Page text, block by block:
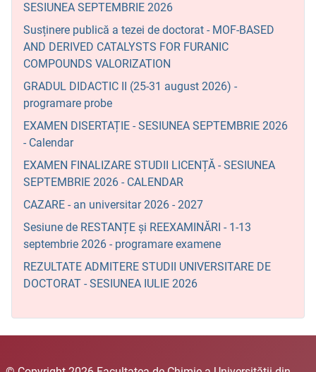
SESIUNEA SEPTEMBRIE 2026
Susținere publică a tezei de doctorat - MOF-BASED
AND DERIVED CATALYSTS FOR FURANIC
COMPOUNDS VALORIZATION
GRADUL DIDACTIC II (25-31 august 2026) -
programare probe
EXAMEN DISERTAȚIE - SESIUNEA SEPTEMBRIE 2026
- Calendar
EXAMEN FINALIZARE STUDII LICENȚĂ - SESIUNEA
SEPTEMBRIE 2026 - CALENDAR
CAZARE - an universitar 2026 - 2027
Sesiune de RESTANȚE și REEXAMINĂRI - 1-13
septembrie 2026 - programare examene
REZULTATE ADMITERE STUDII UNIVERSITARE DE
DOCTORAT - SESIUNEA IULIE 2026